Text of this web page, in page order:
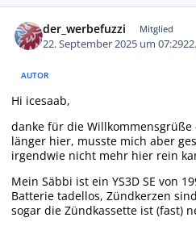
der_werbefuzzi Mitglied
22. September 2025 um 07:29
AUTOR
Hi icesaab,
danke für die
länger hier, musste mich aber
irgendwie nicht mehr hier rein
Mein Säbbi ist ein YS3D SE von
Batterie tadellos, Zündkerzen
sogar die Zündkassette ist (fast)